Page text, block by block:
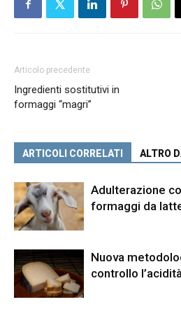
Articolo precedente
Ingredienti sostitutivi in
formaggi “magri”
ARTICOLI CORRELATI ALTRO
Adulterazione
formaggi da
Nuova
controllo